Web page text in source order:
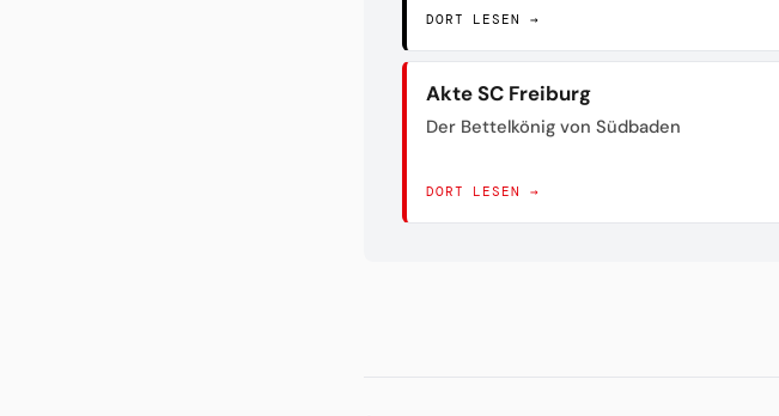
DORT LESEN →
Akte SC Freiburg
Der Bettelkönig von Südbaden
DORT LESEN →